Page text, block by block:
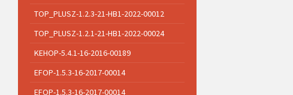
TOP_PLUSZ-1.2.3-21-HB1-2022-00012
TOP_PLUSZ-1.2.1-21-HB1-2022-00024
KEHOP-5.4.1-16-2016-00189
EFOP-1.5.3-16-2017-00014
EFOP-1.5.3-16-2017-00014